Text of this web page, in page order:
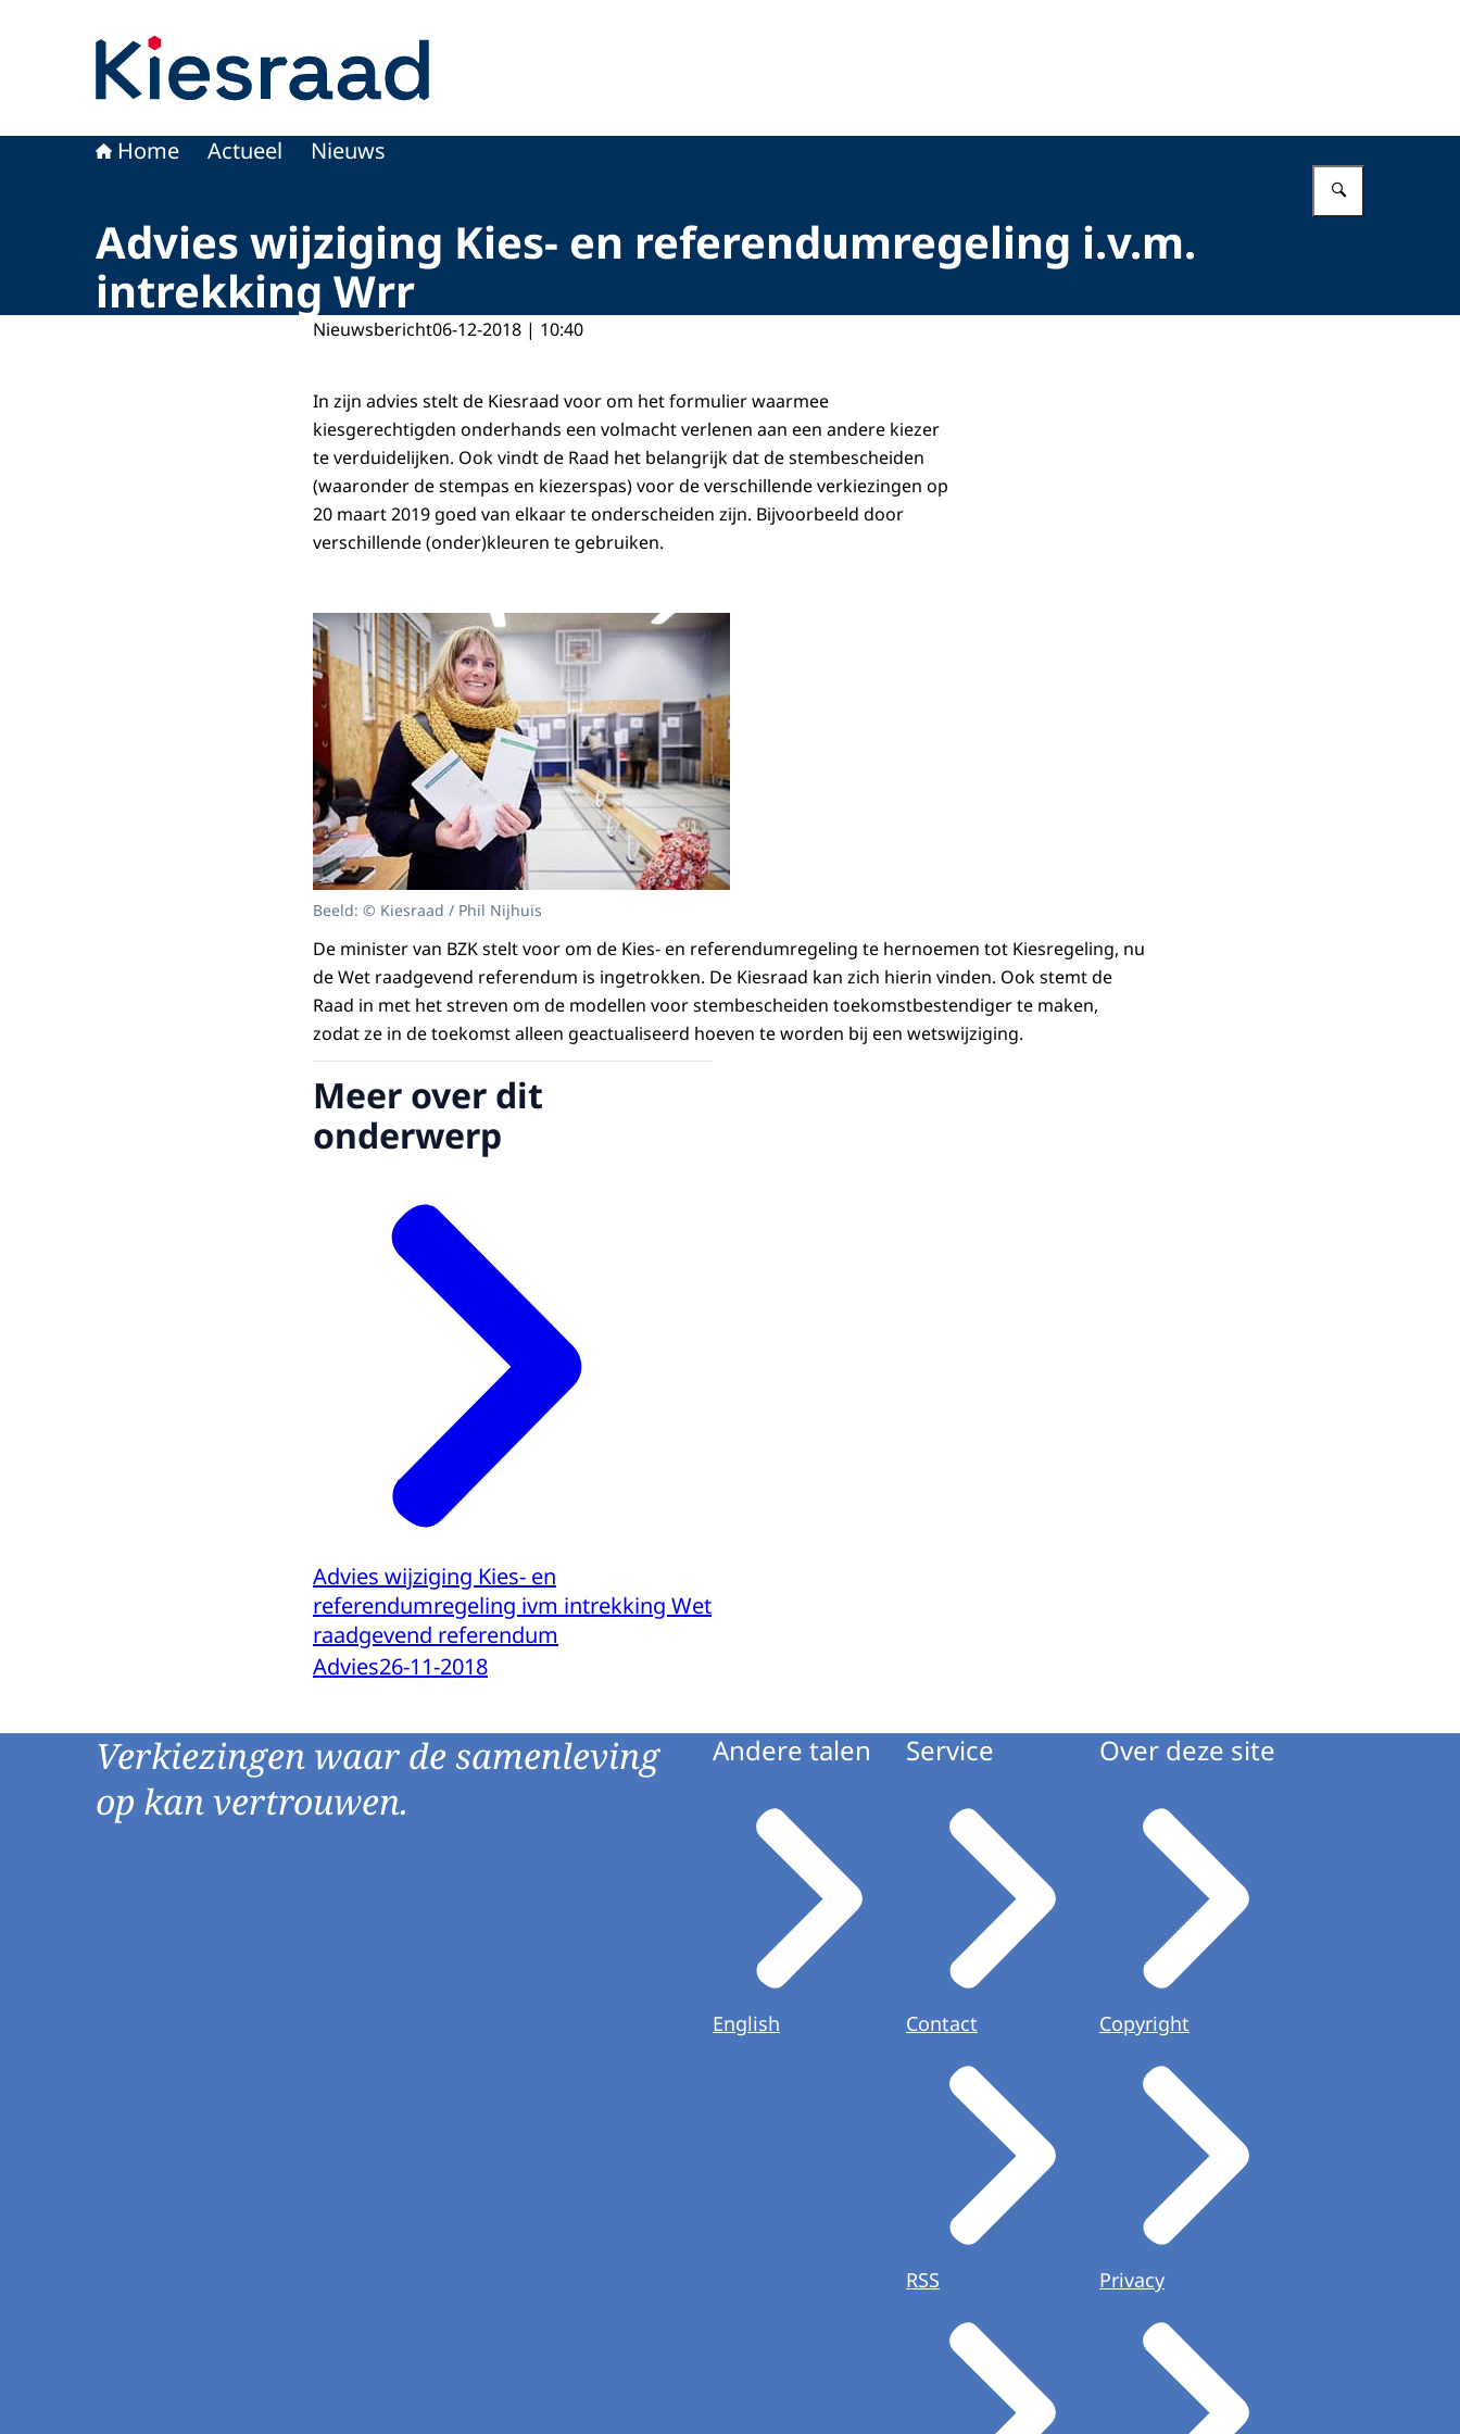
Home Actueel Nieuws
Advies wijziging Kies- en referendumregeling i.v.m.
intrekking Wrr
Nieuwsbericht06-12-2018 | 10:40
In zijn advies stelt de Kiesraad voor om het formulier waarmee
kiesgerechtigden onderhands een volmacht verlenen aan een andere kiezer
te verduidelijken. Ook vindt de Raad het belangrijk dat de stembescheiden
(waaronder de stempas en kiezerspas) voor de verschillende verkiezingen op
20 maart 2019 goed van elkaar te onderscheiden zijn. Bijvoorbeeld door
verschillende (onder)kleuren te gebruiken.
Beeld: © Kiesraad / Phil Nijhuis
De minister van BZK stelt voor om de Kies- en referendumregeling te hernoemen tot Kiesregeling, nu
de Wet raadgevend referendum is ingetrokken. De Kiesraad kan zich hierin vinden. Ook stemt de
Raad in met het streven om de modellen voor stembescheiden toekomstbestendiger te maken,
zodat ze in de toekomst alleen geactualiseerd hoeven te worden bij een wetswijziging.
Meer over dit
onderwerp
Advies wijziging Kies- en
referendumregeling ivm intrekking Wet
raadgevend referendum
Advies26-11-2018
Verkiezingen waar de samenleving
op kan vertrouwen.
Andere talen
English
Service
Contact
RSS
Over deze site
Copyright
Privacy